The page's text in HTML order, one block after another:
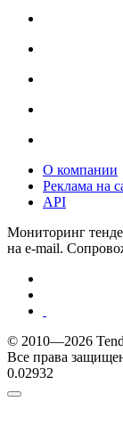
О компании
Реклама на
API
Мониторинг
на e-mail.
© 2010—2026
Все права
0.02932